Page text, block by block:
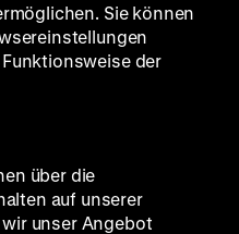
Sie können
der
über die
auf unserer
unser Angebot